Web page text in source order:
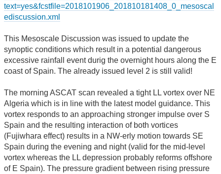
text=yes&fcstfile=2018101906_201810181408_0_mesoscal
ediscussion.xml
This Mesoscale Discussion was issued to update the
synoptic conditions which result in a potential dangerous
excessive rainfall event durig the overnight hours along the E
coast of Spain. The already issued level 2 is still valid!
The morning ASCAT scan revealed a tight LL vortex over NE
Algeria which is in line with the latest model guidance. This
vortex responds to an approaching stronger impulse over S
Spain and the resulting interaction of both vortices
(Fujiwhara effect) results in a NW-erly motion towards SE
Spain during the evening and night (valid for the mid-level
vortex whereas the LL depression probably reforms offshore
of E Spain). The pressure gradient between rising pressure